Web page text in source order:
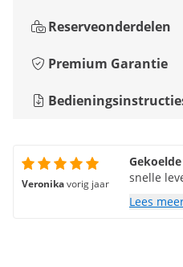
Reserveonderdelen
Premium Garantie
Veronikavorig jaar
snelle
Lees